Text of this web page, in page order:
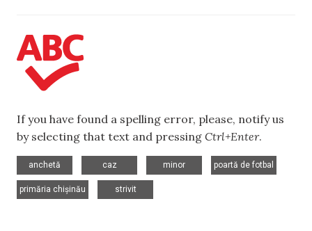
If you have found a spelling error, please, notify us
by selecting that text and pressing Ctrl+Enter.
anchetă
caz
minor
poartă de fotbal
primăria chișinău
strivit